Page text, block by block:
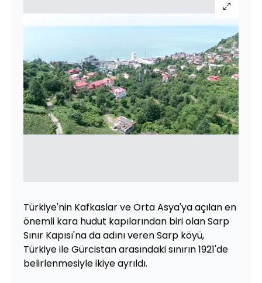
Türkiye'nin Kafkaslar ve Orta Asya'ya açılan en
önemli kara hudut kapılarından biri olan Sarp
Sınır Kapısı'na da adını veren Sarp köyü,
Türkiye ile Gürcistan arasındaki sınırın 1921'de
belirlenmesiyle ikiye ayrıldı.